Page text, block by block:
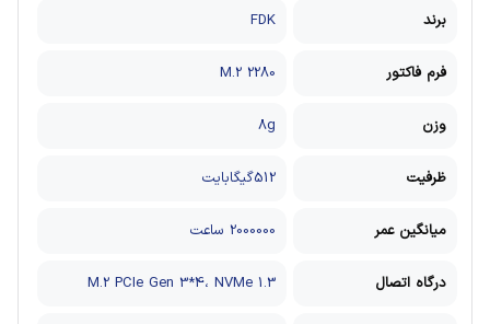
برند FDK
فرم فاکتور M.2 2280
وزن 8g
ظرفیت 512گیگابایت
میانگین عمر 2000000 ساعت
درگاه اتصال M.2 PCIe Gen 3*4، NVMe 1.3